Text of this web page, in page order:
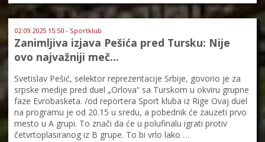
02.09.2025 15:50 - Sportklub
Zanimljiva izjava Pešića pred Tursku: Nije
ovo najvažniji meč...
Svetislav Pešić, selektor reprezentacije Srbije, govorio je za
srpske medije pred duel „Orlova“ sa Turskom u okviru grupne
faze Evrobasketa. /od reportera Sport kluba iz Rige Ovaj duel
na programu je od 20.15 u sredu, a pobednik će zauzeti prvo
mesto u A grupi. To znači da će u polufinalu igrati protiv
četvrtoplasiranog iz B grupe. To bi vrlo lako …